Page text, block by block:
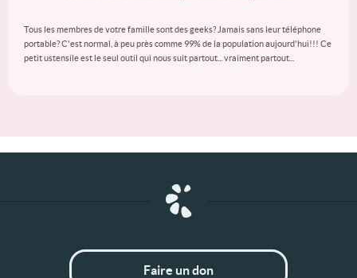
Tous les membres de votre famille sont des geeks? Jamais sans leur téléphone
portable? C'est normal, à peu près comme 99% de la population aujourd'hui!!! Ce
petit ustensile est le seul outil qui nous suit partout... vraiment partout...
Faire un don